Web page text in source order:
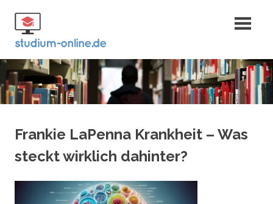
Inhalt
springen
Fernstudium
und Bachelor
Frankie LaPenna Krankheit – Was
steckt wirklich dahinter?